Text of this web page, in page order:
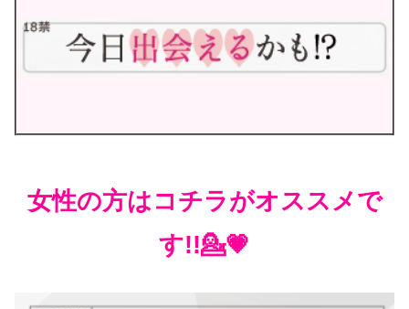
女性の方はコチラがオススメで
す!!💁💗